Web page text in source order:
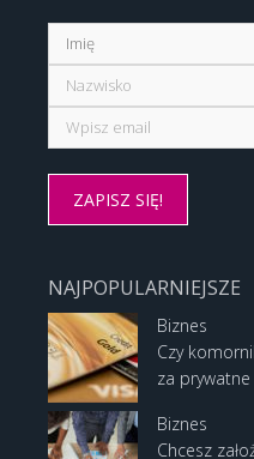
NAJPOPULARNIEJSZE
Biznes
Czy
za prywatne
Biznes
Chcesz